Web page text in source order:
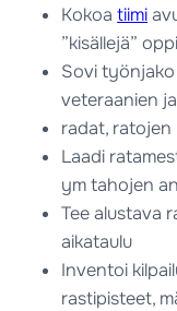
Kokoatiimi
”kisällejä”
Sovi työnjako
veteraanien
radat, ratojen
Laadi
ym tahojen
Tee alustava
aikataulu
Inventoi
rastipisteet,